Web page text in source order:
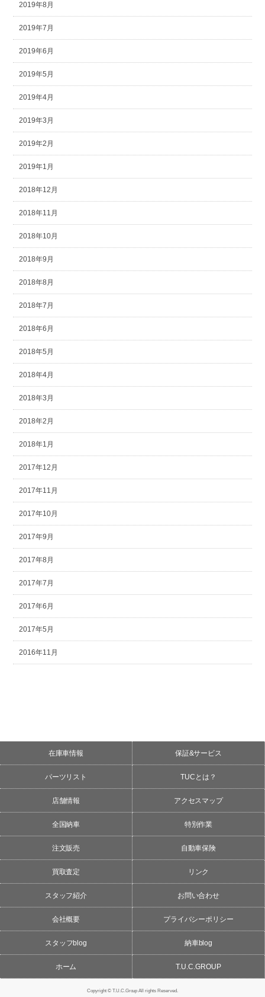
2019年8月
2019年7月
2019年6月
2019年5月
2019年4月
2019年3月
2019年2月
2019年1月
2018年12月
2018年11月
2018年10月
2018年9月
2018年8月
2018年7月
2018年6月
2018年5月
2018年4月
2018年3月
2018年2月
2018年1月
2017年12月
2017年11月
2017年10月
2017年9月
2017年8月
2017年7月
2017年6月
2017年5月
2016年11月
在庫車情報 保証&サービス
パーツリスト TUCとは？
店舗情報 アクセスマップ
全国納車 特別作業
注文販売 自動車保険
買取査定 リンク
スタッフ紹介 お問い合わせ
会社概要 プライバシーポリシー
スタッフblog 納車blog
ホーム T.U.C.GROUP
Copyright © T.U.C.Group All rights Reserved.